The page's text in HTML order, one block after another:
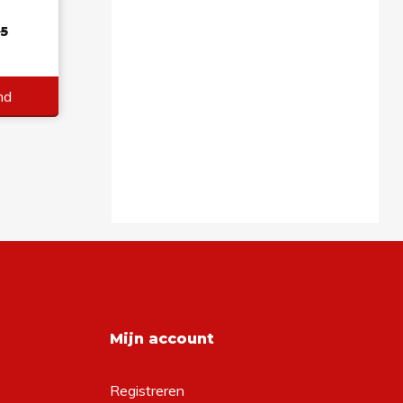
Mijn account
Registreren